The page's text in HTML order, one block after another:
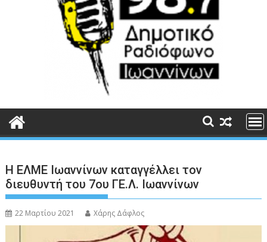
Η ΕΛΜΕ Ιωαννίνων καταγγέλλει τον
διευθυντή του 7ου ΓΕ.Λ. Ιωαννίνων
22 Μαρτίου 2021 Χάρης Δάφλος